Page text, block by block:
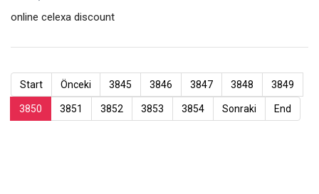
online celexa discount
Start Önceki 3845 3846 3847 3848 3849
3850 3851 3852 3853 3854 Sonraki End